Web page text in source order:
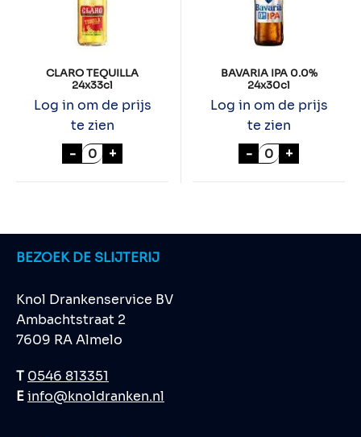
CLARO TEQUILLA
24x33cl
Log in om de prijs
te zien
- CLARO TEQUILLA 24x33cl aantal
+
BAVARIA IPA 0.0%
24x30cl
Log in om de prijs
te zien
- BAVARIA IPA
+
BEZOEK DE SLIJTERIJ
Knol Drankenservice BV
Ambachtstraat 2
7609 RA Almelo
T 0546 813351
Einfo@knoldranken.nl